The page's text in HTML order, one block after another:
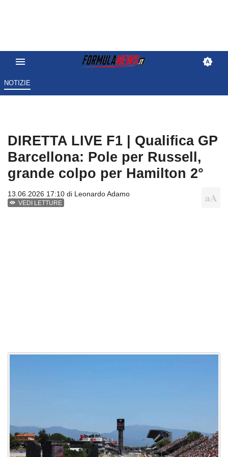
NOTIZIE
DIRETTA LIVE F1 | Qualifica GP
Barcellona: Pole per Russell,
grande colpo per Hamilton 2°
13.06.2026 17:10 di Leonardo Adamo
VEDI LETTURE